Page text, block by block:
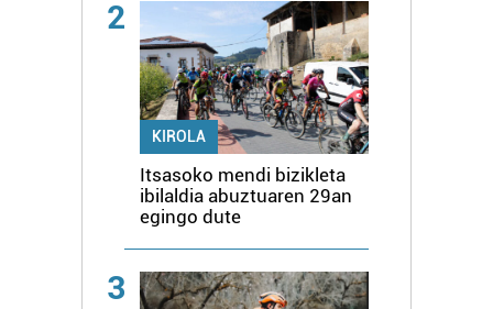
2
KIROLA
Itsasoko mendi bizikleta
ibilaldia abuztuaren 29an
egingo dute
3